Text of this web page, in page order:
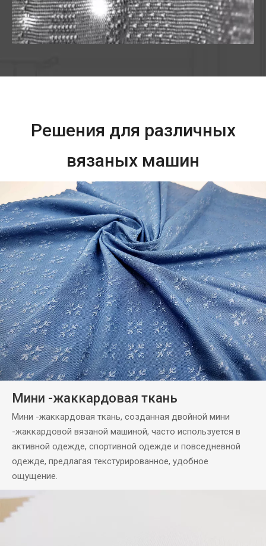
Решения для различных
вязаных машин
Мини -жаккардовая ткань
Мини -жаккардовая ткань, созданная двойной мини
-жаккардовой вязаной машиной, часто используется в
активной одежде, спортивной одежде и повседневной
одежде, предлагая текстурированное, удобное
ощущение.